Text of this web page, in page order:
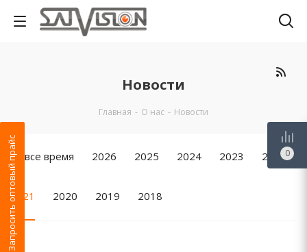
Новости
Главная - О нас - Новости
За все время 2026 2025 2024 2023 2022
2021 2020 2019 2018
Запросить оптовый прайс 0